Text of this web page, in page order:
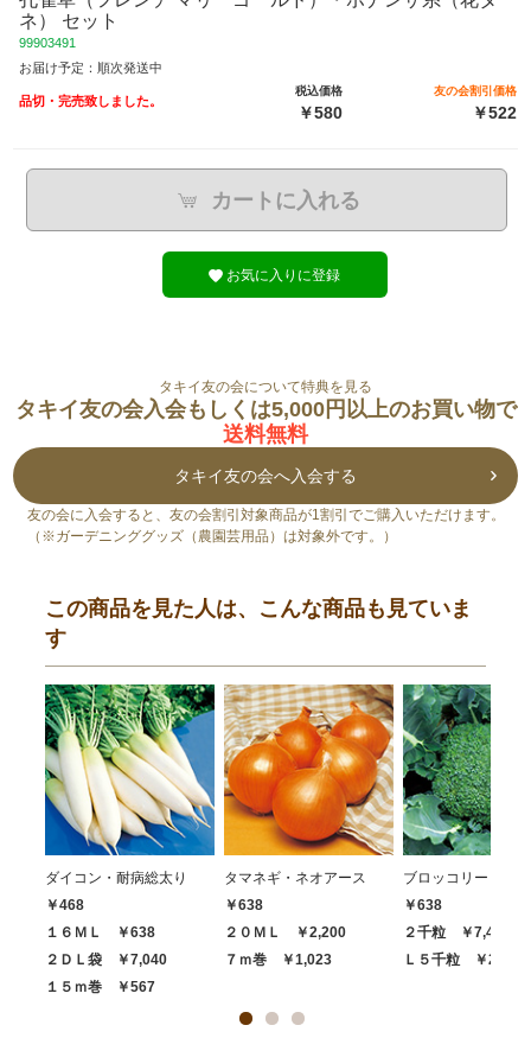
ネ） セット
99903491
お届け予定：順次発送中
品切・完売致しました。
税込価格
￥580
友の会割引価格
￥522
カートに入れる
お気に入りに登録
タキイ友の会について特典を見る
タキイ友の会入会もしくは5,000円以上のお買い物で
送料無料
タキイ友の会へ入会する
友の会に入会すると、友の会割引対象商品が1割引でご購入いただけます。
（※ガーデニンググッズ（農園芸用品）は対象外です。）
この商品を見た人は、こんな商品も見ていま
す
ダイコン・耐病総太り
￥468
１６ＭＬ ￥638
２ＤＬ袋 ￥7,040
１５ｍ巻 ￥567
タマネギ・ネオアース
￥638
２０ＭＬ ￥2,200
７ｍ巻 ￥1,023
ブロッコリー・ハ
￥638
２千粒 ￥7,480
Ｌ５千粒 ￥